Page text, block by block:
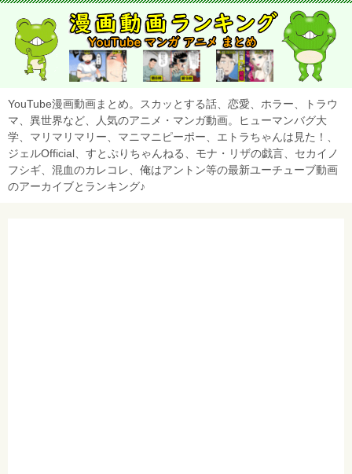
YouTube漫画動画まとめ。スカッとする話、恋愛、ホラー、トラウ
マ、異世界など、人気のアニメ・マンガ動画。ヒューマンバグ大
学、マリマリマリー、マニマニピーポー、エトラちゃんは見た！、
ジェルOfficial、すとぷりちゃんねる、モナ・リザの戯言、セカイノ
フシギ、混血のカレコレ、俺はアントン等の最新ユーチューブ動画
のアーカイブとランキング♪